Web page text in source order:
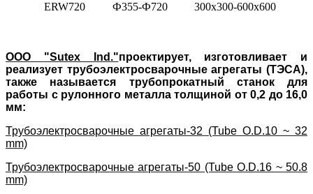
ERW720
Ф355-Ф720 300x300-600x600
ООО "Sutex Ind."проектирует, изготовливает и
реализует трубоэлектросварочные агрегаты (ТЭСА),
также называется трубопрокатный станок для
работы с рулонного металла толщиной от 0,2 до 16,0
мм:
Трубоэлектросварочные агрегаты-32 (Tube O.D.10 ~ 32
mm)
Трубоэлектросварочные агрегаты-50 (Tube O.D.16 ~ 50.8
mm)